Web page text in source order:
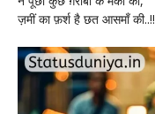
ज़मीं का फ़र्श है छत आसमाँ की..!!